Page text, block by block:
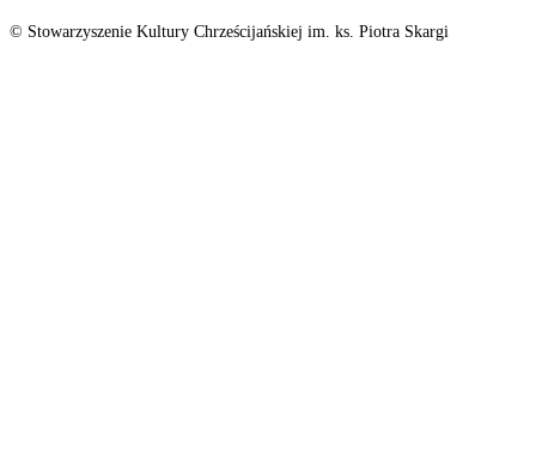
© Stowarzyszenie Kultury Chrześcijańskiej im. ks. Piotra Skargi